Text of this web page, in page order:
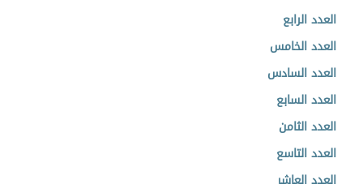
العدد الرابع
العدد الخامس
العدد السادس
العدد السابع
العدد الثامن
العدد التاسع